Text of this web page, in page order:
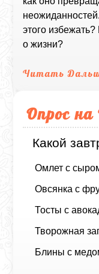
этого
о жизни?
Читать
Опрос
Какой
Омлет с
Овсянка с
Тосты с
Творожная
Блины с